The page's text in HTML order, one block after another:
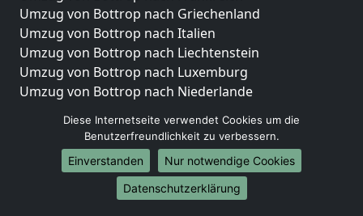
Umzug von Bottrop nach Griechenland
Umzug von Bottrop nach Italien
Umzug von Bottrop nach Liechtenstein
Umzug von Bottrop nach Luxemburg
Umzug von Bottrop nach Niederlande
Umzüge-Deutschlandweit
Umzug von Bottrop nach Berlin
Umzug von Bottrop nach Hamburg
Diese Internetseite verwendet Cookies um die
Benutzerfreundlichkeit zu verbessern.
Einverstanden
Nur notwendige Cookies
Datenschutzerklärung